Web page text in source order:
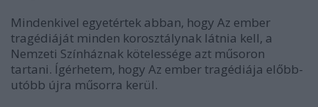
Mindenkivel egyetértek abban, hogy Az ember
tragédiáját minden korosztálynak látnia kell, a
Nemzeti Színháznak kötelessége azt műsoron
tartani. Ígérhetem, hogy Az ember tragédiája előbb-
utóbb újra műsorra kerül.